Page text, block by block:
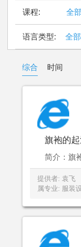
课程: 全部
语言类型: 全部
综合 时间
旗袍的起
简介：旗
提供者: 袁飞
属专业: 服装